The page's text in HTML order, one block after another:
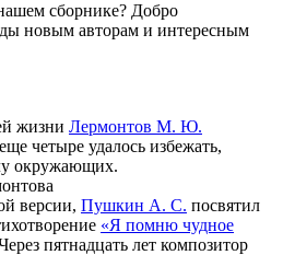
сборнике? Добро
новым авторам и интересным
жизни Лермонтов М. Ю.
четыре удалось избежать,
окружающих.
версии, Пушкин А. С. посвятил
«Я помню чудное
пятнадцать лет композитор